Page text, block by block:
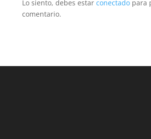
Lo siento, debes estar conectadopara
comentario.